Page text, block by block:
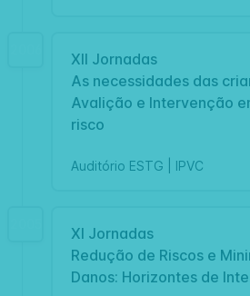
XII Jornadas
As necessidades das
Avalição e Intervenção
risco
Auditório ESTG | IPVC
XI Jornadas
Redução de Riscos e
Danos: Horizontes de